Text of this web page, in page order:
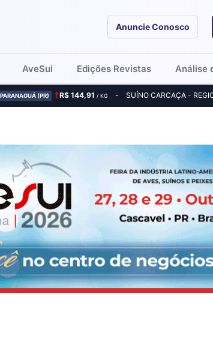
Anuncie Conosco
AveSui Edições Revistas Análise
(PR) R$ 144,91 / KG SUÍNO CARCAÇA -